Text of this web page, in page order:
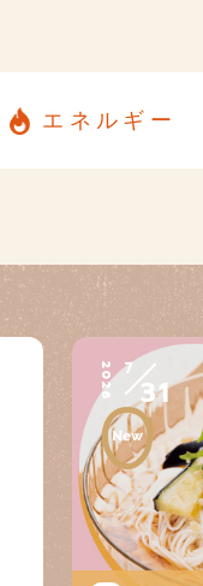
エネルギー
2026 7
31